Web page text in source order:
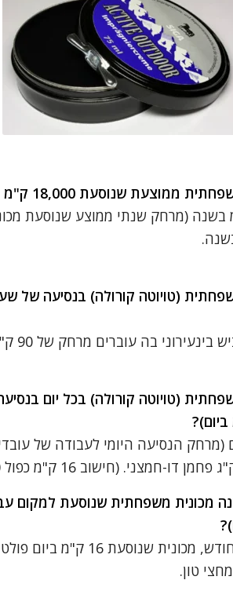
שנוסעת 18,000 ק"מ בשנה (מרחק שנתי ממוצע
16 ק"מ ביום (מרחק הנסיעה היומי לעבודה
טון.